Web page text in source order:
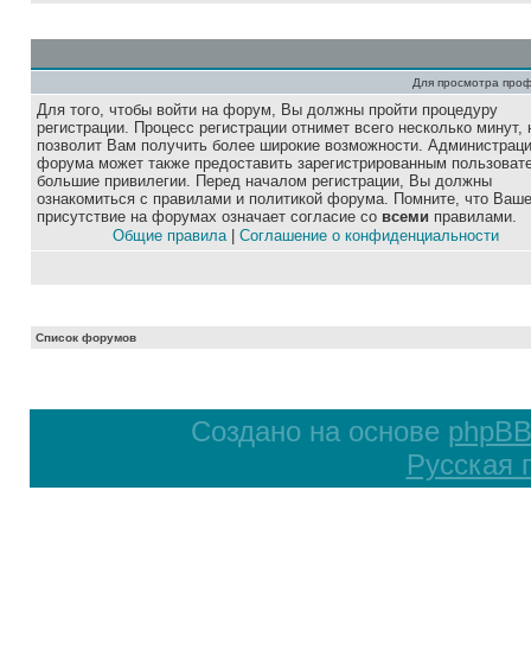
Для просмотра
Для того, чтобы войти на форум, Вы должны пройти процедуру
регистрации. Процесс регистрации отнимет всего несколько минут,
позволит Вам получить более широкие возможности.
форума может также предоставить зарегистрированным
большие привилегии. Перед началом регистрации, Вы должны
ознакомиться с правилами и политикой форума. Помните, что Ваше
присутствие на форумах означает согласие со всеми правилами.
Общие правила| Соглашение о конфиденциальности
Список форумов
Создано на основе phpBB
Русская